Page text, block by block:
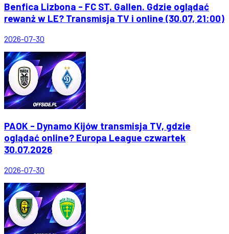
Benfica Lizbona - FC ST. Gallen. Gdzie oglądać
rewanż w LE? Transmisja TV i online (30.07, 21:00)
2026-07-30
PAOK - Dynamo Kijów transmisja TV, gdzie
oglądać online? Europa League czwartek
30.07.2026
2026-07-30